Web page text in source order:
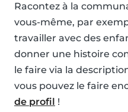
Racontez à la
vous-même, par
travailler avec des
donner une histoire
le faire via la
vous pouvez le faire
de profil !